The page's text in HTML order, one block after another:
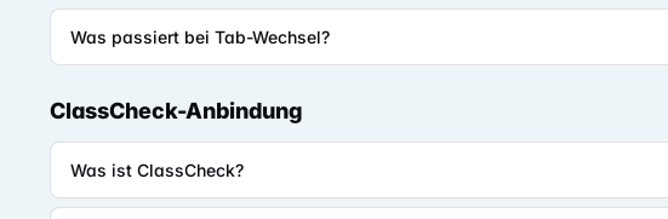
Was passiert bei Tab-Wechsel?
ClassCheck-Anbindung
Was ist ClassCheck?